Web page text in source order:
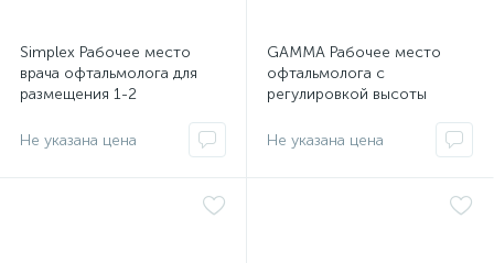
Simplex Рабочее место
врача офтальмолога для
размещения 1-2
аппаратов для диагностики
Не указана цена
GAMMA Рабочее место
офтальмолога с
регулировкой высоты
Не указана цена